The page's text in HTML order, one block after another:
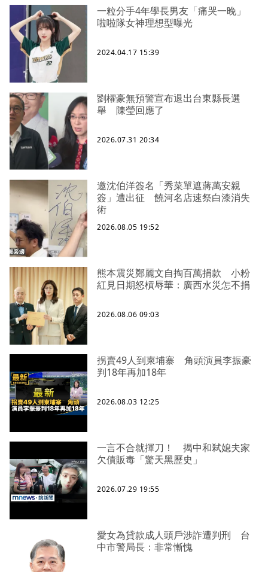
一粒分手4年學長男友「痛哭一晚」
啦啦隊女神理想型曝光
2024.04.17 15:39
劉櫂豪無預警宣布退出台東縣長選
舉 陳瑩回應了
2026.07.31 20:34
邀沈伯洋簽名「秀菜單遮蔣萬安親
簽」遭出征 饒河名店速祭白漆消失
術
2026.08.05 19:52
熊本震災鄭麗文自掏百萬捐款 小粉
紅見日期怒槓辱華：廣西水災怎不捐
2026.08.06 09:03
拐賣49人到柬埔寨 角頭演員李振豪
判18年再加18年
2026.08.03 12:25
一言不合就揮刀！ 揭中和弒媳夫家
欠債販毒「驚天黑歷史」
2026.07.29 19:55
愛女為貸款成人頭戶涉詐遭判刑 台
中市警局長：非常慚愧